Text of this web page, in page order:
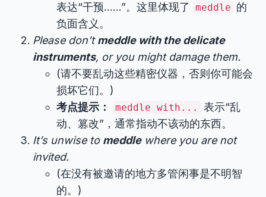
表达“干预……”。这里体现了 meddle 的
负面含义。
Please don’tmeddle with the delicate
instruments, or you might damage them.
(请不要乱动这些精密仪器，否则你可能会
损坏它们。)
考点提示：
meddle with...
表示“乱
动、篡改”，通常指动不该动的东西。
It’s unwise to meddlewhere you are not
invited.
(在没有被邀请的地方多管闲事是不明智
的。)